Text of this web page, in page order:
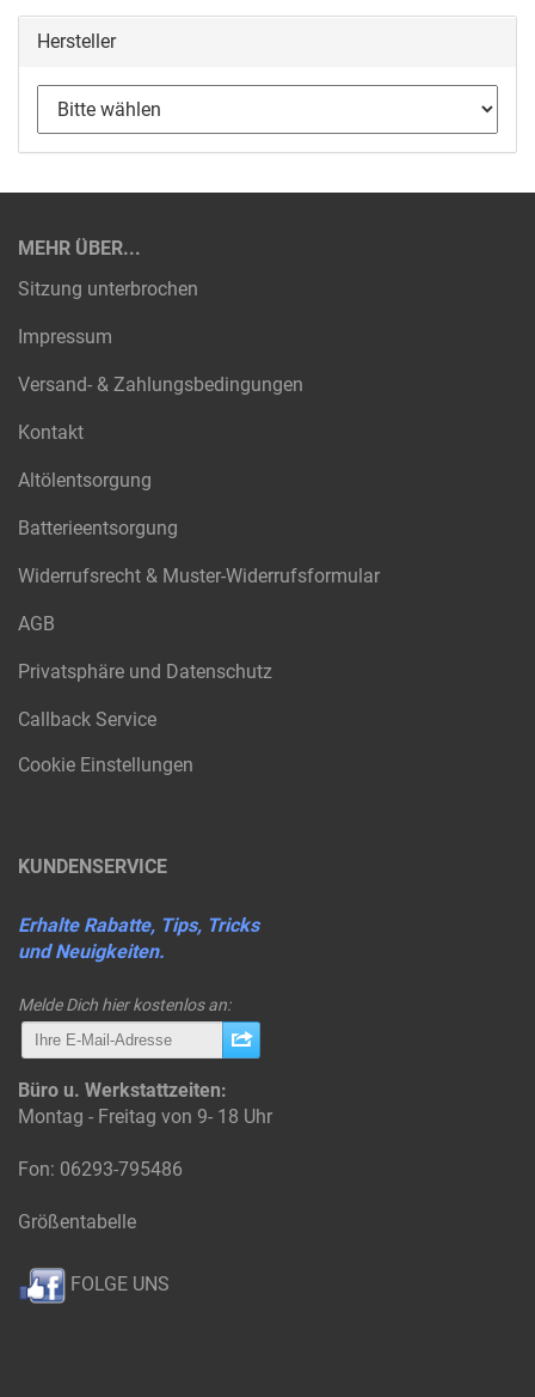
Hersteller
MEHR ÜBER...
Sitzung unterbrochen
Impressum
Versand- & Zahlungsbedingungen
Kontakt
Altölentsorgung
Batterieentsorgung
Widerrufsrecht & Muster-Widerrufsformular
AGB
Privatsphäre und Datenschutz
Callback Service
Cookie Einstellungen
KUNDENSERVICE
Erhalte Rabatte, Tips, Tricks
und Neuigkeiten.
Melde Dich hier kostenlos an:
Büro u. Werkstattzeiten:
Montag - Freitag von 9- 18 Uhr
Fon: 06293-795486
Größentabelle
FOLGE UNS